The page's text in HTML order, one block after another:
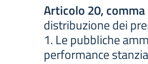
Articolo 20, comma
distribuzione dei
1. Le pubbliche
performance